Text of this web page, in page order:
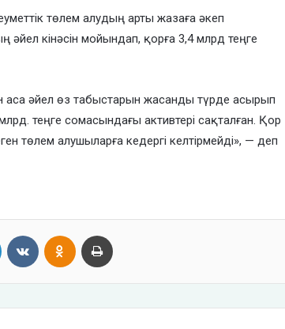
төлем алудың арты жазаға әкеп
әйел кінәсін мойындап, қорға 3,4 млрд теңге
әйел өз табыстарын жасанды түрде асырып
теңге сомасындағы активтері сақталған. Қор
төлем алушыларға кедергі келтірмейді», — деп
LinkedIn VKontakteOdnoklassniki